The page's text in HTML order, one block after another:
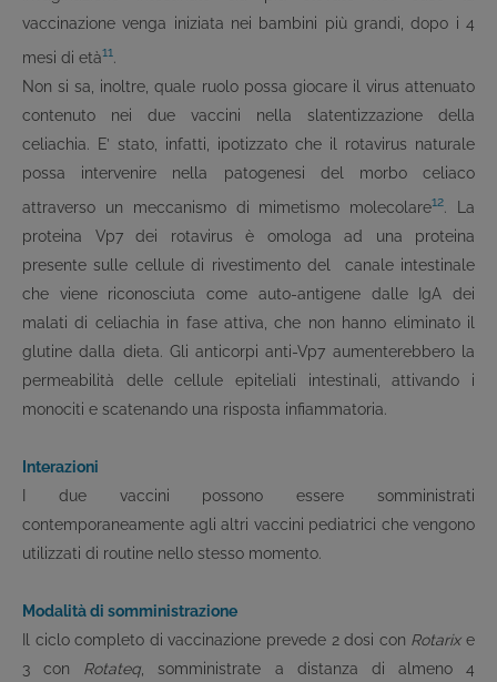
vaccinazione venga iniziata nei bambini più grandi, dopo i 4
mesi di età11.
Non si sa, inoltre, quale ruolo possa giocare il virus attenuato
contenuto nei due vaccini nella slatentizzazione della
celiachia. E’ stato, infatti, ipotizzato che il rotavirus naturale
possa intervenire nella patogenesi del morbo celiaco
attraverso un meccanismo di mimetismo molecolare12. La
proteina Vp7 dei rotavirus è omologa ad una proteina
presente sulle cellule di rivestimento del canale intestinale
che viene riconosciuta come auto-antigene dalle IgA dei
malati di celiachia in fase attiva, che non hanno eliminato il
glutine dalla dieta. Gli anticorpi anti-Vp7 aumenterebbero la
permeabilità delle cellule epiteliali intestinali, attivando i
monociti e scatenando una risposta infiammatoria.
Interazioni
I due vaccini possono essere somministrati
contemporaneamente agli altri vaccini pediatrici che vengono
utilizzati di routine nello stesso momento.
Modalità di somministrazione
Il ciclo completo di vaccinazione prevede 2 dosi con Rotarixe
3 con Rotateq , somministrate a distanza di almeno 4